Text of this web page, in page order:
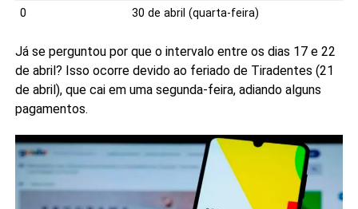
0
30 de abril (quarta-feira)
Já se perguntou por que o intervalo entre os dias 17 e 22
de abril? Isso ocorre devido ao feriado de Tiradentes (21
de abril), que cai em uma segunda-feira, adiando alguns
pagamentos.